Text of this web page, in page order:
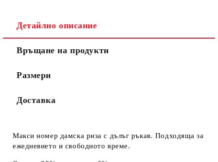
Детайлно описание
Връщане на продукти
Размери
Доставка
Макси номер дамска риза с дълъг ръкав. Подходяща за
ежедневието и свободното време.